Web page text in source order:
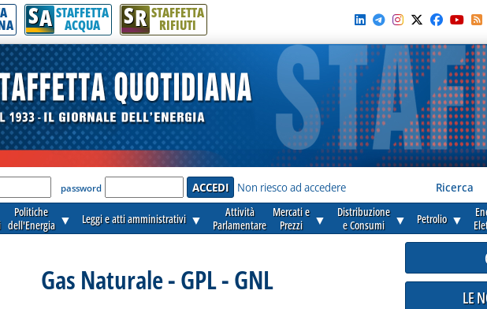
SA STAFFETTA
ACQUA SR STAFFETTA
RIFIUTI
per accedere'
password Non riesco ad accedere Ricerca
Politiche
dell'Energia ▼ Leggi e atti amministrativi ▼
Attività
Parlamentare
Mercati e
Prezzi
▼
Distribuzione
e Consumi
▼ Petrolio ▼
Gas Naturale - GPL - GNL
LE